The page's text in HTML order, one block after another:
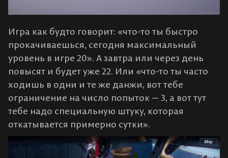
Игра как будто говорит: «что-то ты быстро
прокачиваешься, сегодня максимальный
уровень в игре 20». А завтра или через день
повысят и будет уже 22. Или «что-то ты часто
ходишь в одни и те же данжи, вот тебе
ограничение на число попыток — 3, а вот тут
тебе надо специальную штуку, которая
откатывается примерно сутки».